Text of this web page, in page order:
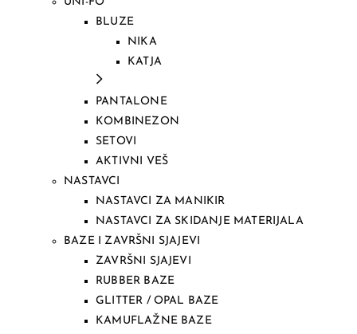
BLUZE
NIKA
KATJA
PANTALONE
KOMBINEZON
SETOVI
AKTIVNI VEŠ
NASTAVCI
NASTAVCI ZA MANIKIR
NASTAVCI ZA SKIDANJE MATERIJALA
BAZE I ZAVRŠNI SJAJEVI
ZAVRŠNI SJAJEVI
RUBBER BAZE
GLITTER / OPAL BAZE
KAMUFLAŽNE BAZE